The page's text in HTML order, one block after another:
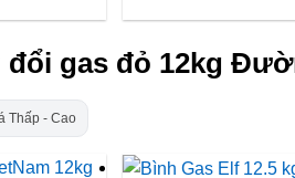
gas đỏ 12kg
Thấp - Cao